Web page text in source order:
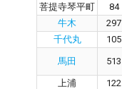
菩提寺琴平町 84
牛木
297
千代丸
105
馬田 513
上浦 122